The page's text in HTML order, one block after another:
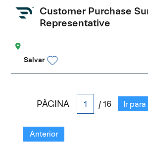
Customer Purchase
Representative
Salvar
PÁGINA / 16 Ir
Anterior